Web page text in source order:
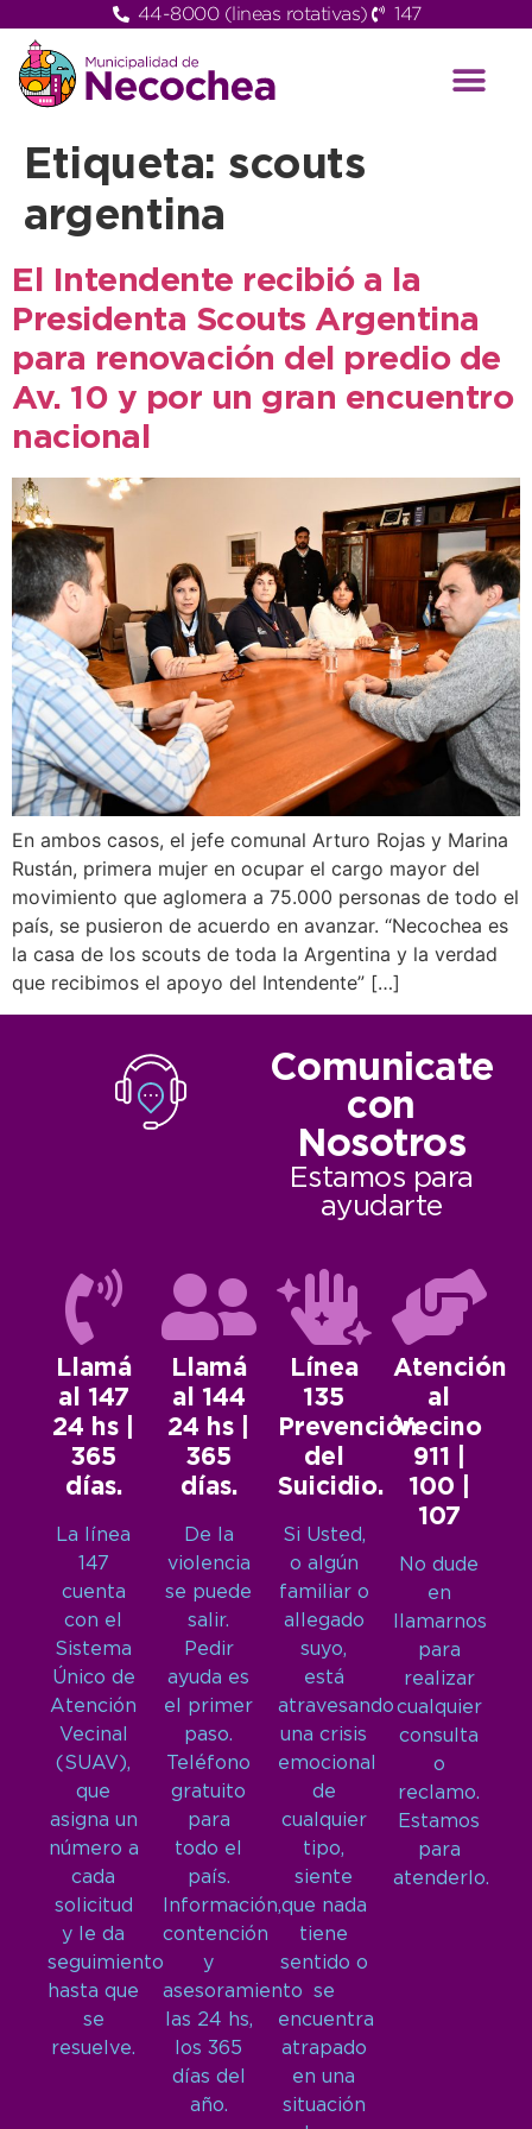
44-8000 (lineas rotativas) 147
Etiqueta: scouts
argentina
El Intendente recibió a la
Presidenta Scouts Argentina
para renovación del predio de
Av. 10 y por un gran encuentro
nacional
En ambos casos, el jefe comunal Arturo Rojas y Marina
Rustán, primera mujer en ocupar el cargo mayor del
movimiento que aglomera a 75.000 personas de todo el
país, se pusieron de acuerdo en avanzar. “Necochea es
la casa de los scouts de toda la Argentina y la verdad
que recibimos el apoyo del Intendente” […]
Comunicate
con
Nosotros
Estamos para
ayudarte
Llamá
al 147
24 hs |
365
días.
La línea
147
cuenta
con el
Sistema
Único de
Atención
Vecinal
(SUAV),
que
asigna un
número a
cada
solicitud
y le da
seguimiento
hasta que
se
resuelve.
Llamá
al 144
24 hs |
365
días.
De la
violencia
se puede
salir.
Pedir
ayuda es
el primer
paso.
Teléfono
gratuito
para
todo el
país.
Información,
contención
y
asesoramiento
las 24 hs,
los 365
días del
año.
Línea
135
Prevención
del
Suicidio.
Si Usted,
o algún
familiar o
allegado
suyo,
está
atravesando
una crisis
emocional
de
cualquier
tipo,
siente
que nada
tiene
sentido o
se
encuentra
atrapado
en una
situación
Atención
al
Vecino
911 |
100 |
107
No dude
en
llamarnos
para
realizar
cualquier
consulta
o
reclamo.
Estamos
para
atenderlo.